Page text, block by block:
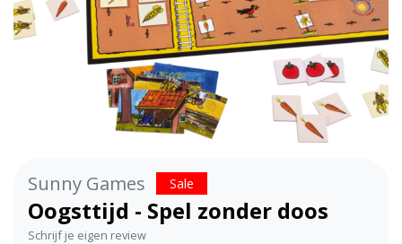
Sunny Games Sale
Oogsttijd - Spel zonder doos
Schrijf je eigen review